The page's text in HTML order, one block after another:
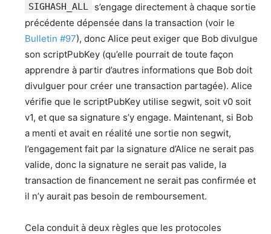
SIGHASH_ALL
s’engage directement à chaque sortie
précédente dépensée dans la transaction (voir le
Bulletin #97), donc Alice peut exiger que Bob divulgue
son scriptPubKey (qu’elle pourrait de toute façon
apprendre à partir d’autres informations que Bob doit
divulguer pour créer une transaction partagée). Alice
vérifie que le scriptPubKey utilise segwit, soit v0 soit
v1, et que sa signature s’y engage. Maintenant, si Bob
a menti et avait en réalité une sortie non segwit,
l’engagement fait par la signature d’Alice ne serait pas
valide, donc la signature ne serait pas valide, la
transaction de financement ne serait pas confirmée et
il n’y aurait pas besoin de remboursement.
Cela conduit à deux règles que les protocoles